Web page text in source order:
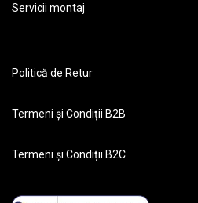
Servicii montaj
Politică de Retur
Termeni și Condiții B2B
Termeni și Condiții B2C